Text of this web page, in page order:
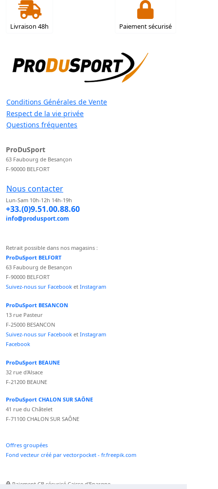
Livraison 48h Paiement sécurisé
Conditions Générales de Vente
Respect de la vie privée
Questions fréquentes
ProDuSport
63 Faubourg de Besançon
F-90000 BELFORT
Nous contacter
Lun-Sam 10h-12h 14h-19h
+33.(0)9.51.00.88.60
info@produsport.com
Retrait possible dans nos magasins :
ProDuSport BELFORT
63 Faubourg de Besançon
F-90000 BELFORT
Suivez-nous sur Facebook et Instagram
ProDuSport BESANCON
13 rue Pasteur
F-25000 BESANCON
Suivez-nous sur Facebook et Instagram
Facebook
ProDuSport BEAUNE
32 rue d'Alsace
F-21200 BEAUNE
ProDuSport CHALON SUR SAÔNE
41 rue du Châtelet
F-71100 CHALON SUR SAÔNE
Offres groupées
Fond vecteur créé par vectorpocket - fr.freepik.com
Paiement CB sécurisé Caisse d'Epargne